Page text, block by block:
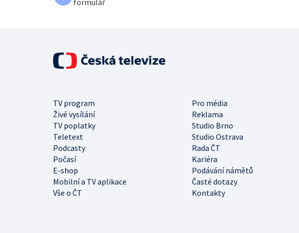
formulář
TV program
Pro média
Živé vysílání
Reklama
TV poplatky
Studio Brno
Teletext
Studio Ostrava
Podcasty
Rada ČT
Počasí
Kariéra
E-shop
Podávání námětů
Mobilní a TV aplikace
Časté dotazy
Vše o ČT
Kontakty